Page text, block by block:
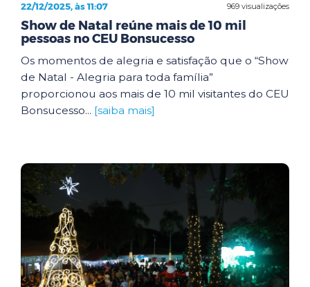
969 visualizações
22/12/2025, às 11:07
Show de Natal reúne mais de 10 mil
pessoas no CEU Bonsucesso
Os momentos de alegria e satisfação que o “Show
de Natal - Alegria para toda família”
proporcionou aos mais de 10 mil visitantes do CEU
Bonsucesso... [saiba mais]